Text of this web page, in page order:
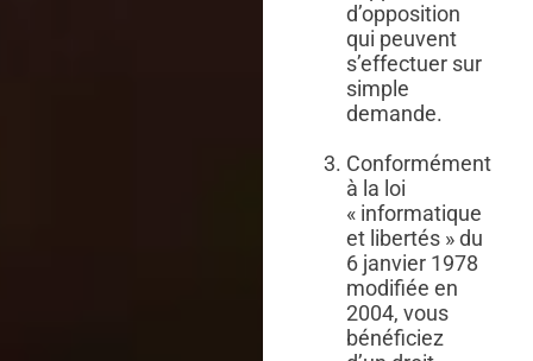
d’opposition
qui peuvent
s’effectuer sur
simple
demande.
Conformément
à la loi
« informatique
et libertés » du
6 janvier 1978
modifiée en
2004, vous
bénéficiez